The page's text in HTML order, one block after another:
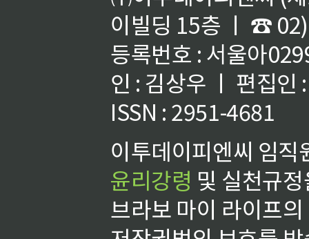
이빌딩 15층 ㅣ ☎
등록번호 : 서울아
인 : 김상우 ㅣ 편집인
ISSN : 2951-4681
이투데이피엔씨 임
윤리강령 및 실천규
브라보 마이 라이프